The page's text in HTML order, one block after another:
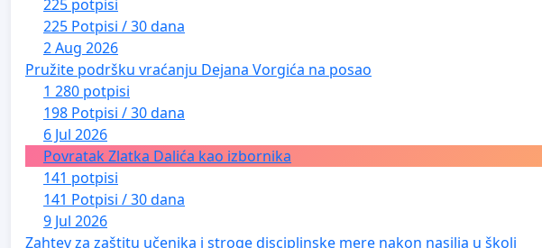
225 potpisi
225 Potpisi / 30 dana
2 Aug 2026
Pružite podršku vraćanju Dejana Vorgića na posao
1 280 potpisi
198 Potpisi / 30 dana
6 Jul 2026
Povratak Zlatka Dalića kao izbornika
141 potpisi
141 Potpisi / 30 dana
9 Jul 2026
Zahtev za zaštitu učenika i stroge disciplinske mere nakon nasilja u školi